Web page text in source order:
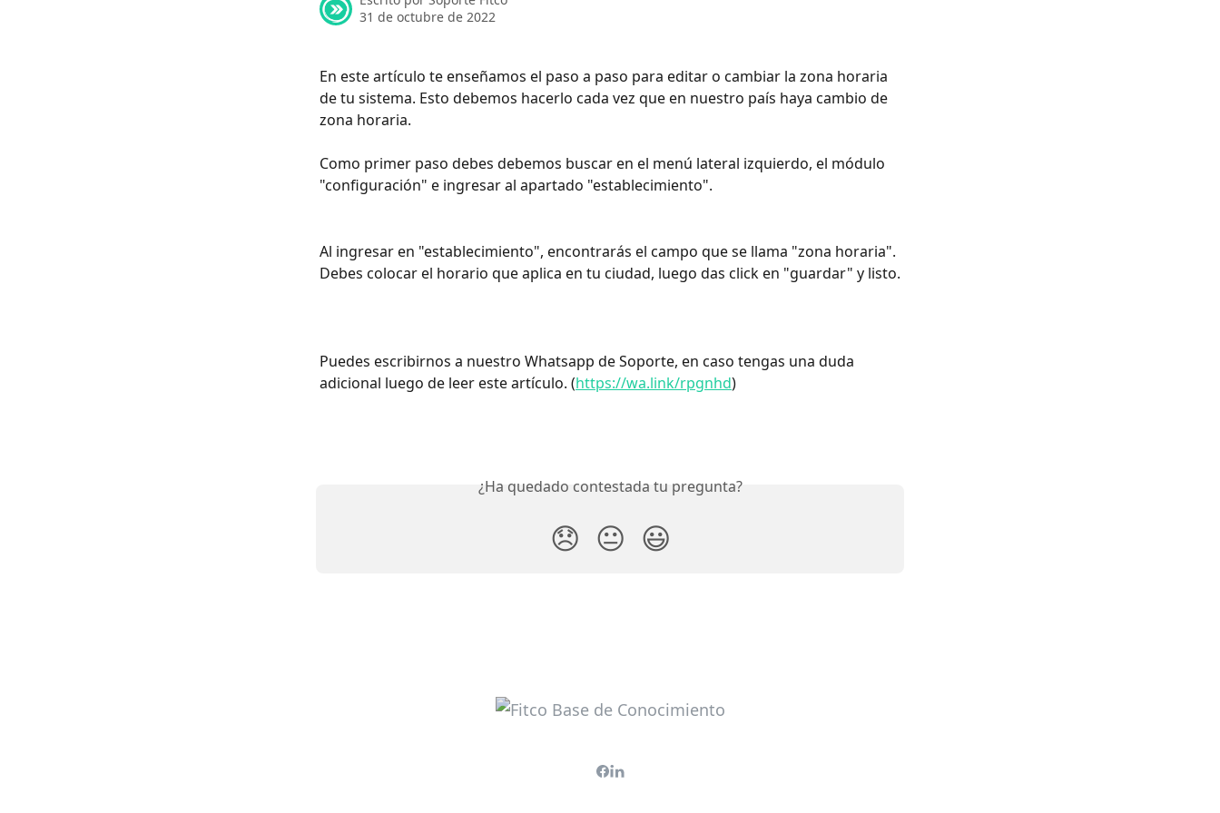
31 de octubre de 2022
En este artículo te enseñamos el paso a paso para editar o cambiar la zona horaria
de tu sistema. Esto debemos hacerlo cada vez que en nuestro país haya cambio de
zona horaria.
Como primer paso debes debemos buscar en el menú lateral izquierdo, el módulo
"configuración" e ingresar al apartado "establecimiento".
Al ingresar en "establecimiento", encontrarás el campo que se llama "zona horaria".
Debes colocar el horario que aplica en tu ciudad, luego das click en "guardar" y listo.
Puedes escribirnos a nuestro Whatsapp de Soporte, en caso tengas una duda
adicional luego de leer este artículo. (https://wa.link/rpgnhd)
¿Ha quedado contestada tu pregunta?
😞 😐 😃